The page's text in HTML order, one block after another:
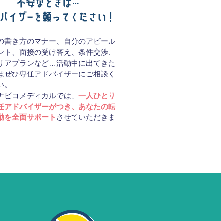
書き方のマナー、自分のアピール
ト、面接の受け答え、条件交渉、
アプランなど…活動中に出てきた
ぜひ専任アドバイザーにご相談く
ビコメディカルでは、 一人ひとり
アドバイザーがつき、あなたの転
を全面サポート させていただきま